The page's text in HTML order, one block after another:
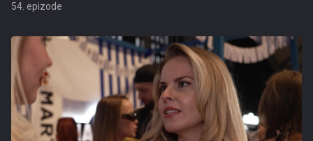
54. epizode